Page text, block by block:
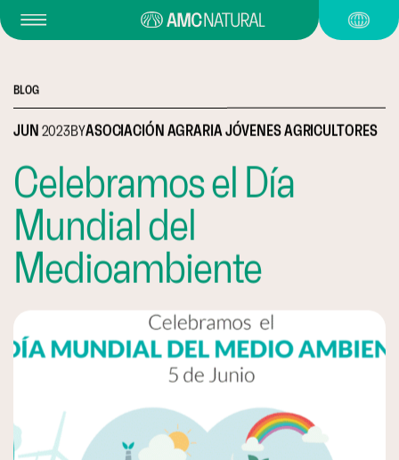
BLOG
JUN 2023BYASOCIACIÓN AGRARIA JÓVENES AGRICULTORES
Celebramos el Día
Mundial del
Medioambiente